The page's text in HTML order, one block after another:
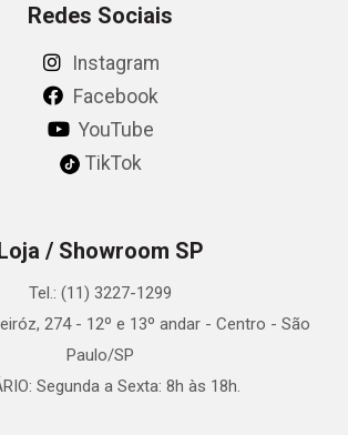
Redes Sociais
Instagram
Facebook
YouTube
TikTok
/ Showroom SP
Tel.: (11) 3227-1299
274 - 12º e 13º andar - Centro - São
Paulo/SP
Segunda a Sexta: 8h às 18h.